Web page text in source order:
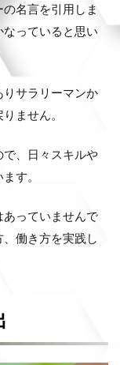
名言を引用しま
っていると思い
サラリーマンか
ません。
、日々スキルや
す。
っていませんで
働き方を実践し